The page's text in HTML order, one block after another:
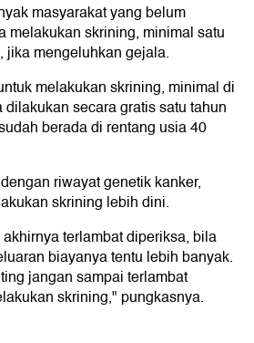
masyarakat yang belum
melakukan skrining, minimal satu
jika mengeluhkan gejala.
melakukan skrining, minimal di
secara gratis satu tahun
berada di rentang usia 40
riwayat genetik kanker,
skrining lebih dini.
terlambat diperiksa, bila
biayanya tentu lebih banyak.
jangan sampai terlambat
skrining," pungkasnya.